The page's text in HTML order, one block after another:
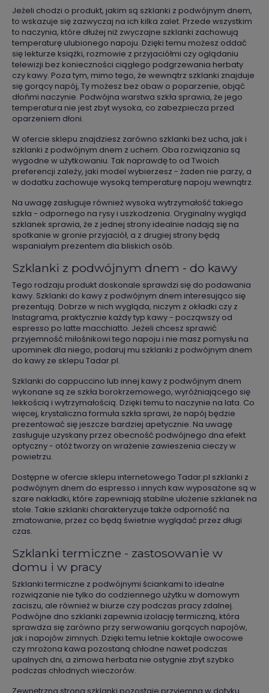
Jeżeli chodzi o produkt, jakim są szklanki z podwójnym dnem,
to wskazuje się zazwyczaj na ich kilka zalet. Przede wszystkim
to naczynia, które dłużej niż zwyczajne szklanki zachowują
temperaturę ulubionego napoju. Dzięki temu możesz oddać
się lekturze książki, rozmowie z przyjaciółmi czy oglądaniu
telewizji bez konieczności ciągłego podgrzewania herbaty
czy kawy. Poza tym, mimo tego, że wewnątrz szklanki znajduje
się gorący napój, Ty możesz bez obaw o poparzenie, objąć
dłońmi naczynie. Podwójna warstwa szkła sprawia, że jego
temperatura nie jest zbyt wysoka, co zabezpiecza przed
oparzeniem dłoni.
W ofercie sklepu znajdziesz zarówno szklanki bez ucha, jak i
szklanki z podwójnym dnem z uchem. Oba rozwiązania są
wygodne w użytkowaniu. Tak naprawdę to od Twoich
preferencji zależy, jaki model wybierzesz - żaden nie parzy, a
w dodatku zachowuje wysoką temperaturę napoju wewnątrz.
Na uwagę zasługuje również wysoka wytrzymałość takiego
szkła - odpornego na rysy i uszkodzenia. Oryginalny wygląd
szklanek sprawia, że z jednej strony idealnie nadają się na
spotkanie w gronie przyjaciół, a z drugiej strony będą
wspaniałym prezentem dla bliskich osób.
Szklanki z podwójnym dnem - do kawy
Tego rodzaju produkt doskonale sprawdzi się do podawania
kawy. Szklanki do kawy z podwójnym dnem interesująco się
prezentują. Dobrze w nich wygląda, niczym z okładki czy z
Instagrama, praktycznie każdy typ kawy - począwszy od
espresso po latte macchiatto. Jeżeli chcesz sprawić
przyjemność miłośnikowi tego napoju i nie masz pomysłu na
upominek dla niego, podaruj mu szklanki z podwójnym dnem
do kawy ze sklepu Tadar.pl.
Szklanki do cappuccino lub innej kawy z podwójnym dnem
wykonane są ze szkła borokrzemowego, wyróżniającego się
lekkością i wytrzymałością. Dzięki temu to naczynie na lata. Co
więcej, krystaliczna formuła szkła sprawi, że napój będzie
prezentować się jeszcze bardziej apetycznie. Na uwagę
zasługuje uzyskany przez obecność podwójnego dna efekt
optyczny - otóż tworzy on wrażenie zawieszenia cieczy w
powietrzu.
Dostępne w ofercie sklepu internetowego Tadar.pl szklanki z
podwójnym dnem do espresso i innych kaw wyposażone są w
szare nakładki, które zapewniają stabilne ułożenie szklanek na
stole. Takie szklanki charakteryzuje także odporność na
zmatowanie, przez co będą świetnie wyglądać przez długi
czas.
Szklanki termiczne - zastosowanie w
domu i w pracy
Szklanki termiczne z podwójnymi ściankami to idealne
rozwiązanie nie tylko do codziennego użytku w domowym
zaciszu, ale również w biurze czy podczas pracy zdalnej.
Podwójne dno szklanki zapewnia izolację termiczną, która
sprawdza się zarówno przy serwowaniu gorących napojów,
jak i napojów zimnych. Dzięki temu letnie koktajle owocowe
czy mrożona kawa pozostaną chłodne nawet podczas
upalnych dni, a zimowa herbata nie ostygnie zbyt szybko
podczas chłodnych wieczorów.